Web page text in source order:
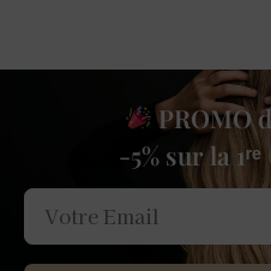
PROMO
-5% sur la 1ʳᵉ